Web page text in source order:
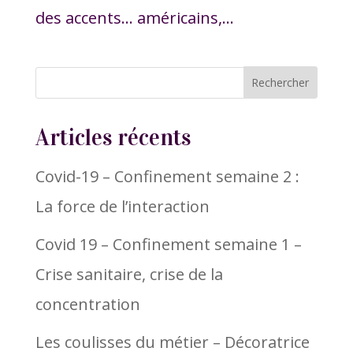
des accents… américains,...
Articles récents
Covid-19 – Confinement semaine 2 :
La force de l’interaction
Covid 19 – Confinement semaine 1 –
Crise sanitaire, crise de la
concentration
Les coulisses du métier – Décoratrice